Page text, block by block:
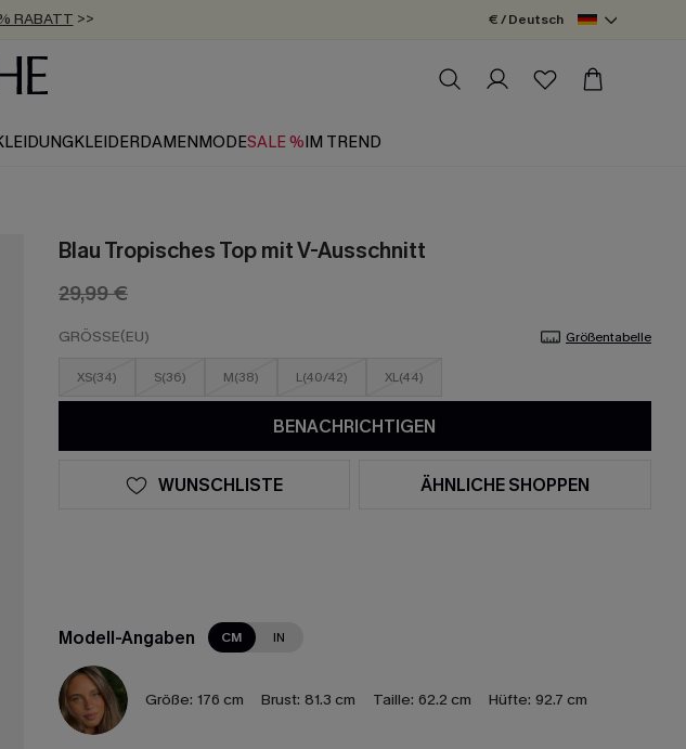
RABATT >>
ERHALTEN
AB 89 €
€ / Deutsch
KLEIDERDAMENMODESALE %IM TREND
Blau Tropisches Top mit V-Ausschnitt
29,99 €
GRÖSSE(EU) Größentabelle
XS(34) S(36) M(38) L(40/42) XL(44)
BENACHRICHTIGEN
WUNSCHLISTE ÄHNLICHE SHOPPEN
Modell-Angaben CM IN
Größe: 176 cm Brust: 81.3 cm Taille: 62.2 cm Hüfte: 92.7 cm